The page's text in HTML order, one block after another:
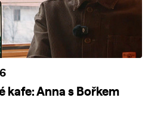
kafe: Anna s Bořkem